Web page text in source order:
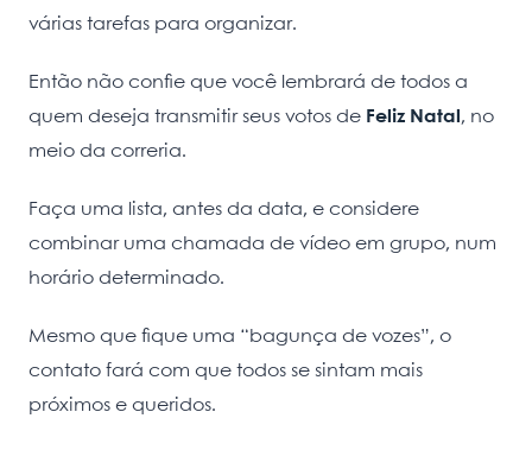
várias tarefas para organizar.
Então não confie que você lembrará de todos a
quem deseja transmitir seus votos de Feliz Natal , no
meio da correria.
Faça uma lista, antes da data, e considere
combinar uma chamada de vídeo em grupo, num
horário determinado.
Mesmo que fique uma “bagunça de vozes”, o
contato fará com que todos se sintam mais
próximos e queridos.